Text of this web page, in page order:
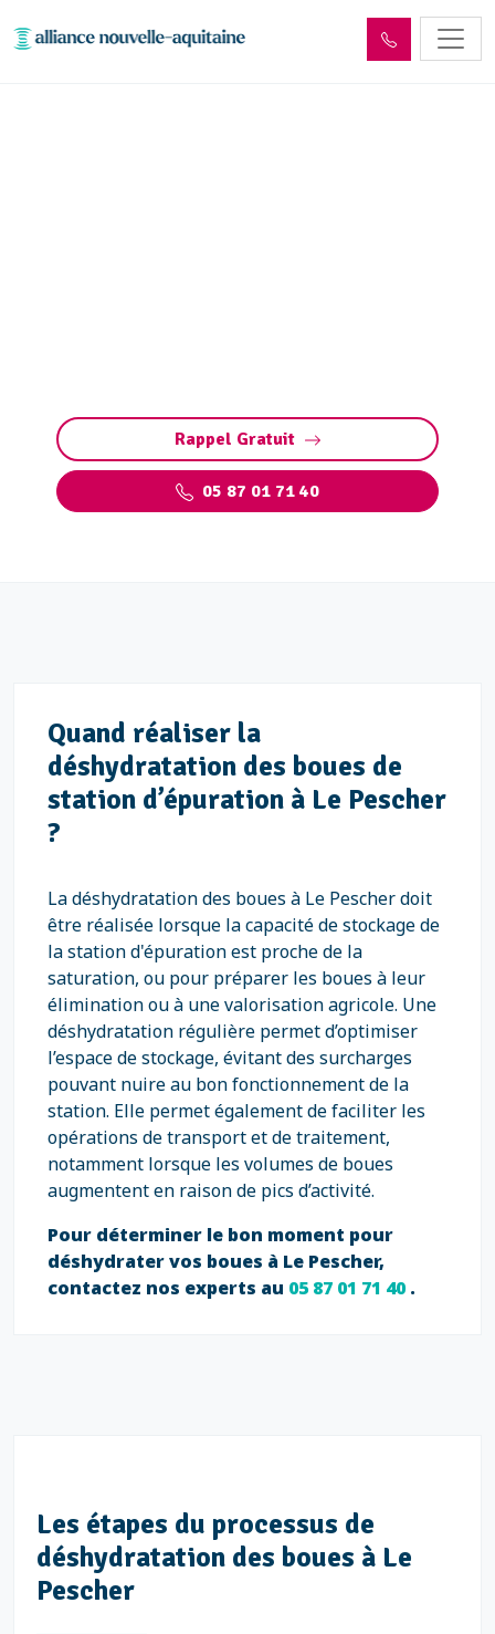
Rappel Gratuit
05 87 01 71 40
Quand réaliser la
déshydratation des boues de
station d’épuration à Le Pescher
?
La déshydratation des boues à Le Pescher doit
être réalisée lorsque la capacité de stockage de
la station d'épuration est proche de la
saturation, ou pour préparer les boues à leur
élimination ou à une valorisation agricole. Une
déshydratation régulière permet d’optimiser
l’espace de stockage, évitant des surcharges
pouvant nuire au bon fonctionnement de la
station. Elle permet également de faciliter les
opérations de transport et de traitement,
notamment lorsque les volumes de boues
augmentent en raison de pics d’activité.
Pour déterminer le bon moment pour
déshydrater vos boues à Le Pescher,
contactez nos experts au 05 87 01 71 40.
Les étapes du processus de
déshydratation des boues à Le
Pescher